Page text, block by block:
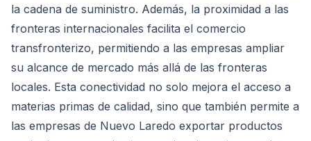
la cadena de suministro. Además, la proximidad a las
fronteras internacionales facilita el comercio
transfronterizo, permitiendo a las empresas ampliar
su alcance de mercado más allá de las fronteras
locales. Esta conectividad no solo mejora el acceso a
materias primas de calidad, sino que también permite a
las empresas de Nuevo Laredo exportar productos